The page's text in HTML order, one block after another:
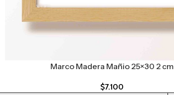
Marco Madera Mañio 25×30 2 cm
$7.100